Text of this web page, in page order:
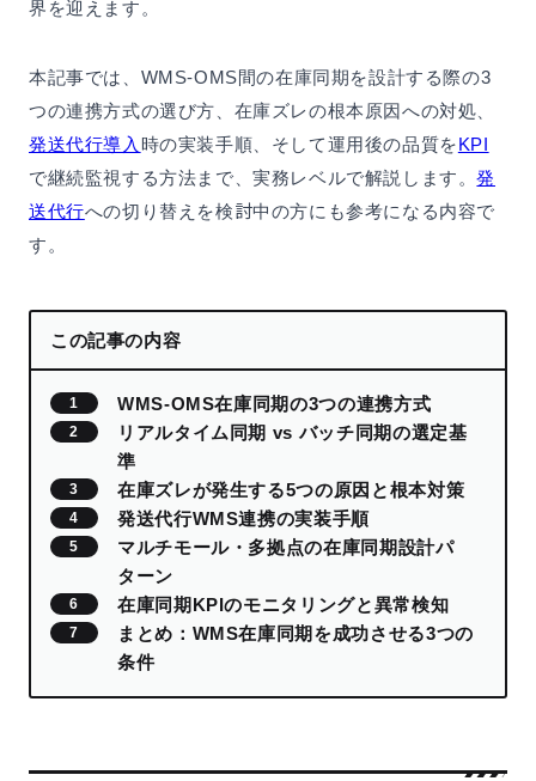
界を迎えます。
本記事では、WMS-OMS間の在庫同期を設計する際の3
つの連携方式の選び方、在庫ズレの根本原因への対処、
発送代行導入 時の実装手順、そして運用後の品質をKPI
で継続監視する方法まで、実務レベルで解説します。発
送代行への切り替えを検討中の方にも参考になる内容で
す。
この記事の内容
WMS-OMS在庫同期の3つの連携方式
リアルタイム同期 vs バッチ同期の選定基
準
在庫ズレが発生する5つの原因と根本対策
発送代行WMS連携の実装手順
マルチモール・多拠点の在庫同期設計パ
ターン
在庫同期KPIのモニタリングと異常検知
まとめ：WMS在庫同期を成功させる3つの
条件